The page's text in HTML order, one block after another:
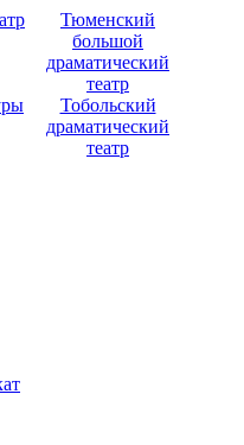
Тюменский
большой
драматический
театр
Тобольский
драматический
театр